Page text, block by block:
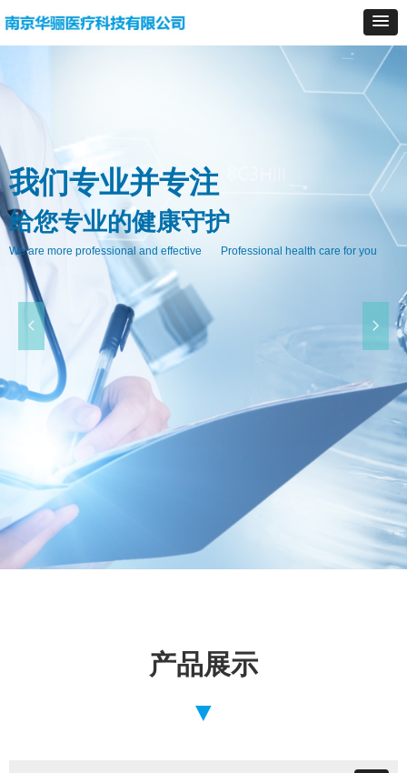
我们专业并专注
给您专业的健康守护
We are more professional and effective Professional health care for you
넳 넲
产品展示
▼